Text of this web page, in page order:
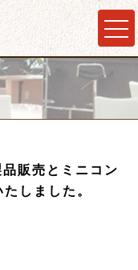
販売とミニコン
しました。